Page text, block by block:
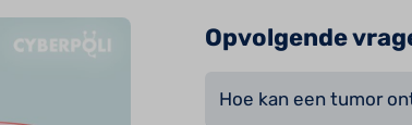
Opvolgende
Hoe kan een tumor